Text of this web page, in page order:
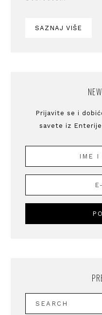
SAZNAJ VIŠE
Prijavite se i
savete iz